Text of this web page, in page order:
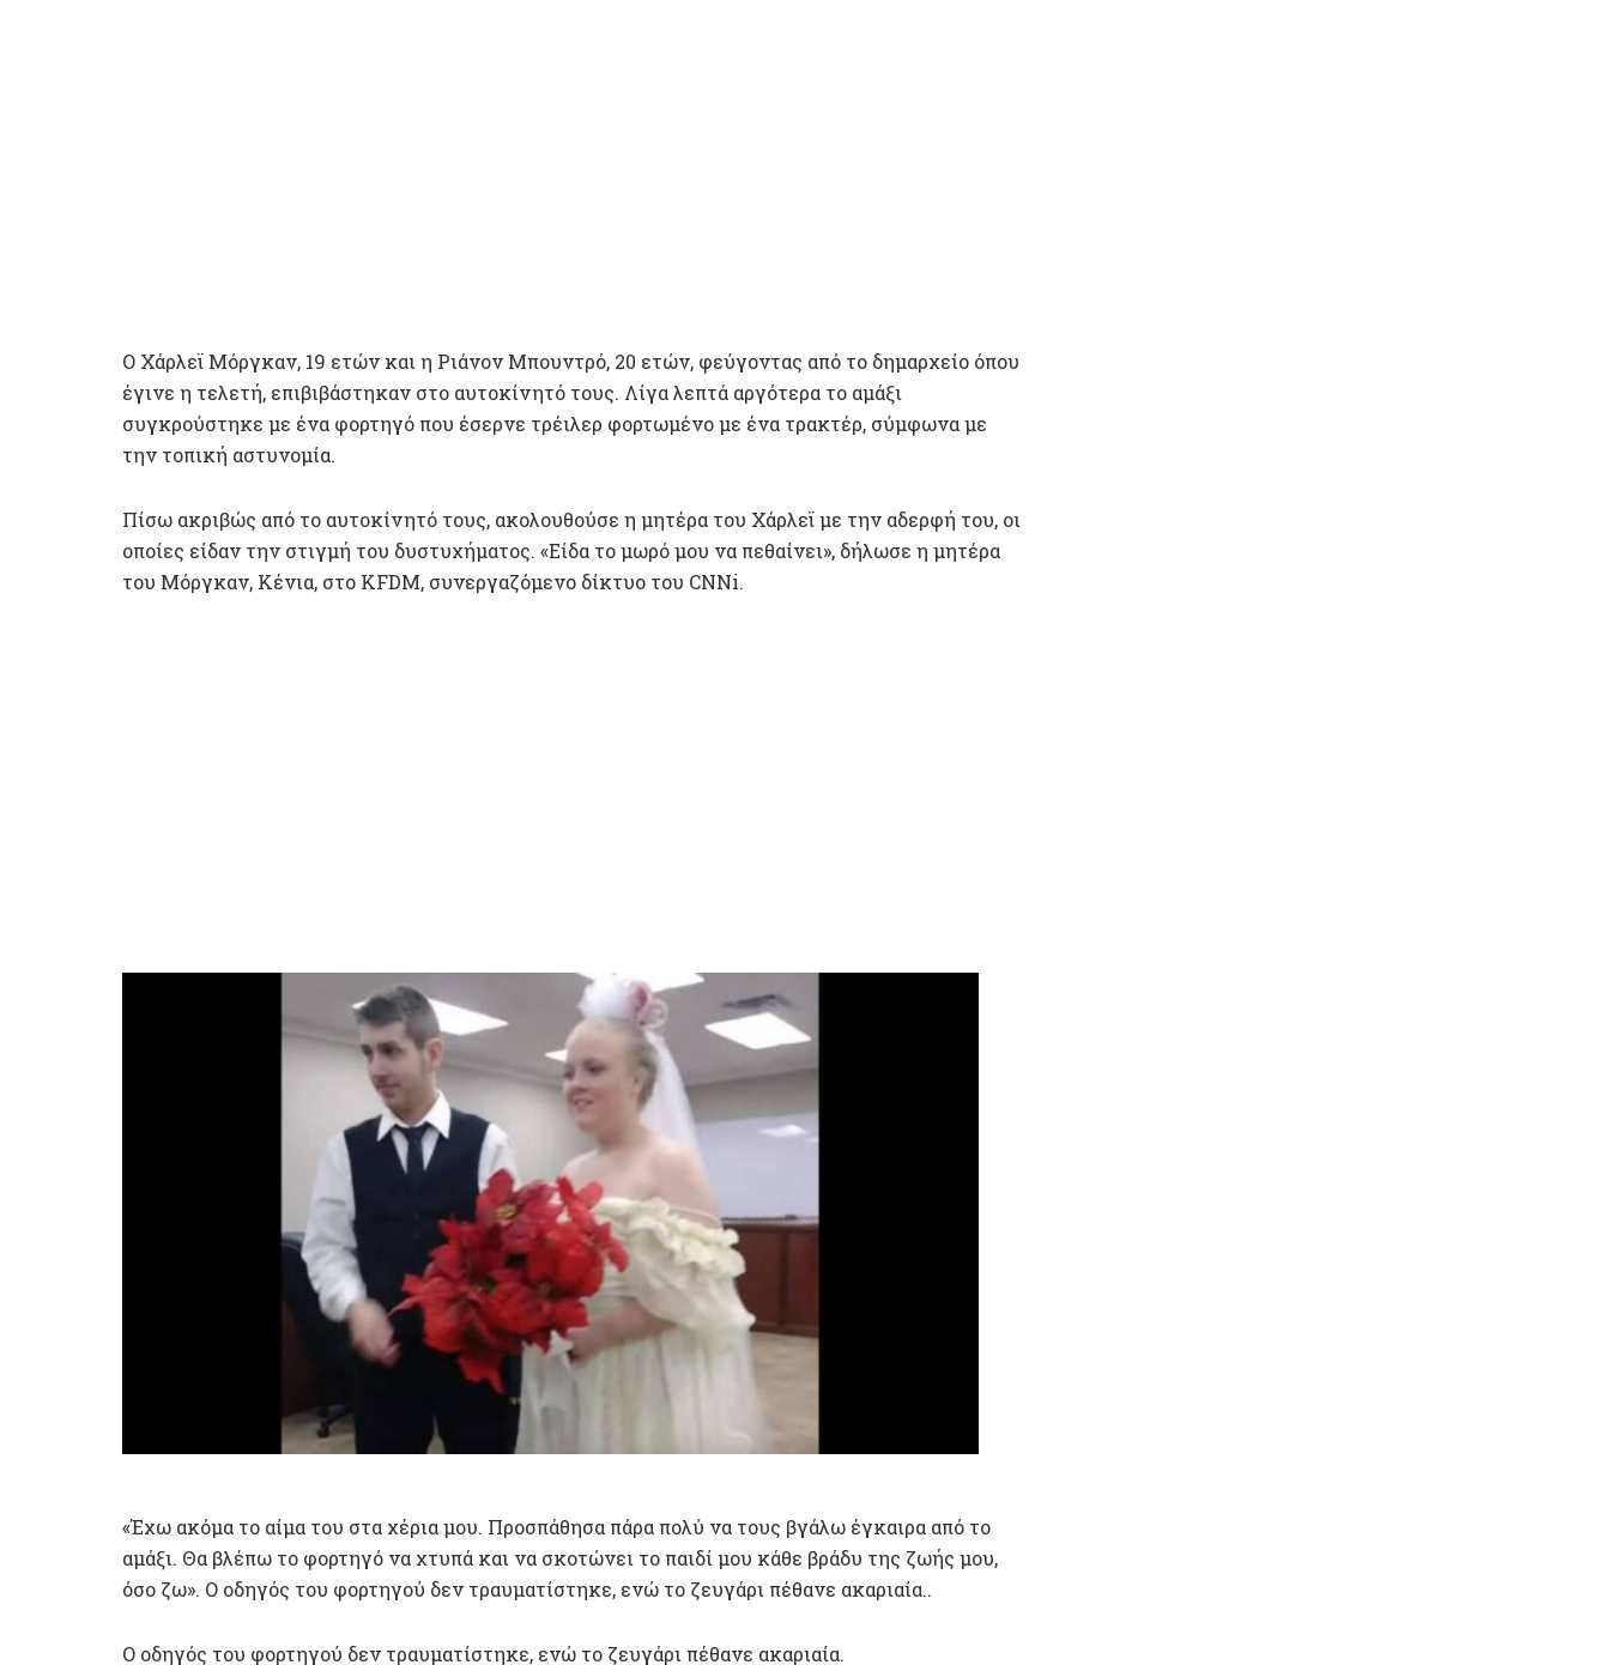
Ο Χάρλεϊ Μόργκαν, 19 ετών και η Ριάνον Μπουντρό, 20 ετών, φεύγοντας από το δημαρχείο όπου
έγινε η τελετή, επιβιβάστηκαν στο αυτοκίνητό τους. Λίγα λεπτά αργότερα το αμάξι
συγκρούστηκε με ένα φορτηγό που έσερνε τρέιλερ φορτωμένο με ένα τρακτέρ, σύμφωνα με
την τοπική αστυνομία.
Πίσω ακριβώς από το αυτοκίνητό τους, ακολουθούσε η μητέρα του Χάρλεϊ με την αδερφή του, οι
οποίες είδαν την στιγμή του δυστυχήματος. «Είδα το μωρό μου να πεθαίνει», δήλωσε η μητέρα
του Μόργκαν, Κένια, στο KFDM, συνεργαζόμενο δίκτυο του CNNi.
«Έχω ακόμα το αίμα του στα χέρια μου. Προσπάθησα πάρα πολύ να τους βγάλω έγκαιρα από το
αμάξι. Θα βλέπω το φορτηγό να χτυπά και να σκοτώνει το παιδί μου κάθε βράδυ της ζωής μου,
όσο ζω». Ο οδηγός του φορτηγού δεν τραυματίστηκε, ενώ το ζευγάρι πέθανε ακαριαία..
Ο οδηγός του φορτηγού δεν τραυματίστηκε, ενώ το ζευγάρι πέθανε ακαριαία.